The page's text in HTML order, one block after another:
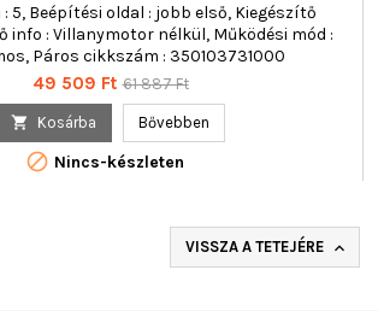
5, Beépítési oldal : jobb első, Kiegészítő
info : Villanymotor nélkül, Működési mód :
Páros cikkszám : 350103731000
Ár
49 509 Ft Normál
61 887 Ft
 Kosárba Bővebben
 Nincs-készleten
VISSZA A TETEJÉRE 